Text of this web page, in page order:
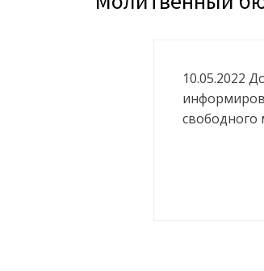
10.05.2022
свободного